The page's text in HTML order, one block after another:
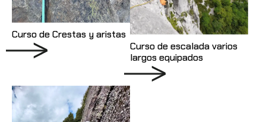
Curso de Crestas y aristas
Curso de escalada varios
largos equipados